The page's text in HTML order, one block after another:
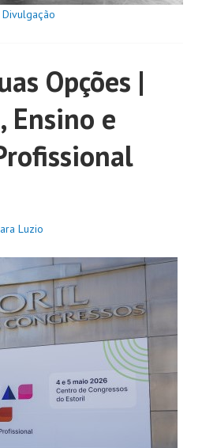
Divulgação
Opções |
Ensino e
Luzio